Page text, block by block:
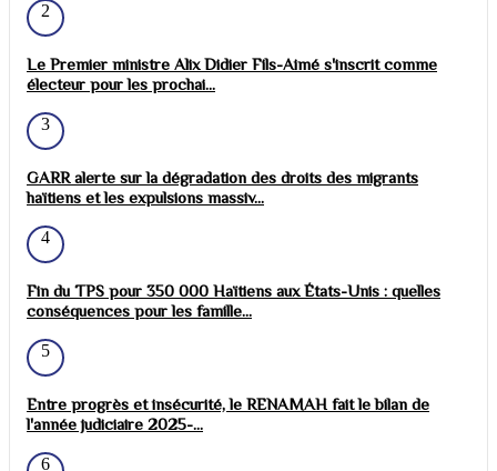
2
Le Premier ministre Alix Didier Fils-Aimé s'inscrit comme
électeur pour les prochai...
3
GARR alerte sur la dégradation des droits des migrants
haïtiens et les expulsions massiv...
4
Fin du TPS pour 350 000 Haïtiens aux États-Unis : quelles
conséquences pour les famille...
5
Entre progrès et insécurité, le RENAMAH fait le bilan de
l'année judiciaire 2025-...
6